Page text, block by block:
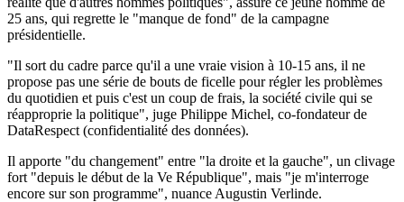
25 ans, qui regrette le "manque de fond" de la campagne
présidentielle.
"Il sort du cadre parce qu'il a une vraie vision à 10-15 ans, il ne
propose pas une série de bouts de ficelle pour régler les problèmes
du quotidien et puis c'est un coup de frais, la société civile qui se
réapproprie la politique", juge Philippe Michel, co-fondateur de
DataRespect (confidentialité des données).
Il apporte "du changement" entre "la droite et la gauche", un clivage
fort "depuis le début de la Ve République", mais "je m'interroge
encore sur son programme", nuance Augustin Verlinde.